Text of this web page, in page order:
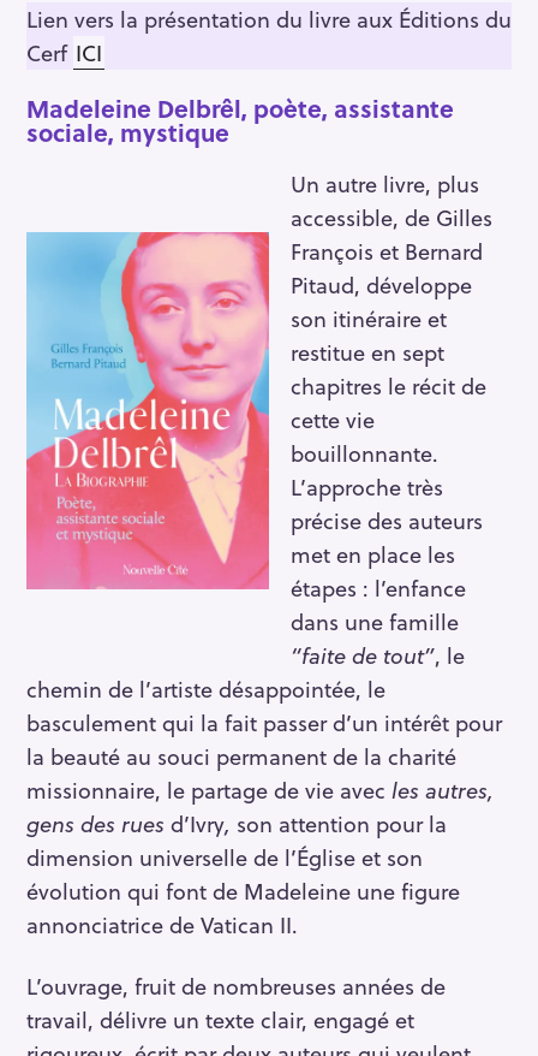
Lien vers la présentation du livre aux Éditions du
Cerf ICI
Madeleine Delbrêl, poète, assistante
sociale, mystique
Un autre livre, plus
accessible, de Gilles
François et Bernard
Pitaud, développe
son itinéraire et
restitue en sept
chapitres le récit de
cette vie
bouillonnante.
L’approche très
précise des auteurs
met en place les
étapes : l’enfance
dans une famille
“faite de tout”, le
chemin de l’artiste désappointée, le
basculement qui la fait passer d’un intérêt pour
la beauté au souci permanent de la charité
missionnaire, le partage de vie avec les autres,
gens des rues d’Ivry, son attention pour la
dimension universelle de l’Église et son
évolution qui font de Madeleine une figure
annonciatrice de Vatican II.
L’ouvrage, fruit de nombreuses années de
travail, délivre un texte clair, engagé et